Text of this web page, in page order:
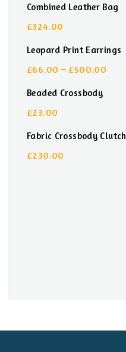
Combined Leather Bag
£324.00
Leopard Print Earrings
£66.00 – £500.00
Beaded Crossbody
£23.00
Fabric Crossbody Clutch
£230.00